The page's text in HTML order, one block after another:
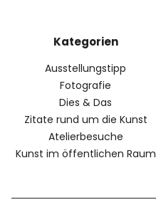
Kategorien
Ausstellungstipp
Fotografie
Dies & Das
Zitate rund um die Kunst
Atelierbesuche
Kunst im öffentlichen Raum